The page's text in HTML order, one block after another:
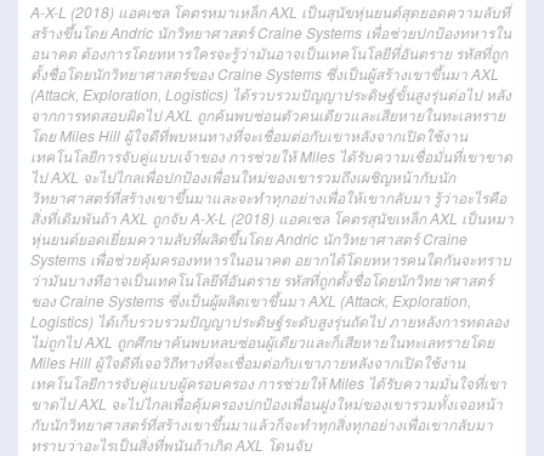
A-X-L (2018) แอคเซล โคตรหมาเหล็ก AXL เป็นสุนัขหุ่นยนต์สุดยอดความลับที่
สร้างขึ้นโดย Andric นักวิทยาศาสตร์ Craine Systems เพื่อช่วยปกป้องทหารใน
อนาคต ต้องการโดยทหารใครจะรู้ว่ามันอาจเป็นเทคโนโลยีที่อันตราย รหัสที่ถูก
ตั้งชื่อโดยนักวิทยาศาสตร์ของ Craine Systems ซึ่งเป็นผู้สร้างเขาขึ้นมา AXL
(Attack, Exploration, Logistics) ได้รวบรวมปัญญาประดิษฐ์ขั้นสูงรุ่นต่อไป หลัง
จากการทดสอบผิดไป AXL ถูกค้นพบซ่อนตัวคนเดียวและเสียหายในทะเลทราย
โดย Miles Hill ผู้ใจดีที่พบหนทางที่จะเชื่อมต่อกับเขาหลังจากเปิดใช้งาน
เทคโนโลยีการจับคู่แบบเจ้าของ การช่วยให้ Miles ได้รับความเชื่อมั่นที่เขาขาด
ไป AXL จะไปไกลเพื่อปกป้องเพื่อนใหม่ของเขารวมถึงเผชิญหน้ากับนัก
วิทยาศาสตร์ที่สร้างเขาขึ้นมาและจะทำทุกอย่างเพื่อให้เขากลับมา รู้ว่าอะไรคือ
สิ่งที่เดิมพันถ้า AXL ถูกจับ A-X-L (2018) แอคเซล โคตรสุนัขเหล็ก AXL เป็นหมา
หุ่นยนต์ยอดเยี่ยมความลับที่ผลิตขึ้นโดย Andric นักวิทยาศาสตร์ Craine
Systems เพื่อช่วยคุ้มครองทหารในอนาคต อยากได้โดยทหารคนใดกันจะทราบ
ว่ามันบางทีอาจเป็นเทคโนโลยีที่อันตราย รหัสที่ถูกตั้งชื่อโดยนักวิทยาศาสตร์
ของ Craine Systems ซึ่งเป็นผู้ผลิตเขาขึ้นมา AXL (Attack, Exploration,
Logistics) ได้เก็บรวบรวมปัญญาประดิษฐ์ระดับสูงรุ่นถัดไป ภายหลังการทดลอง
ไม่ถูกไป AXL ถูกศึกษาค้นพบหลบซ่อนผู้เดียวและก็เสียหายในทะเลทรายโดย
Miles Hill ผู้ใจดีที่เจอวิถีทางที่จะเชื่อมต่อกับเขาภายหลังจากเปิดใช้งาน
เทคโนโลยีการจับคู่แบบผู้ครอบครอง การช่วยให้ Miles ได้รับความมั่นใจที่เขา
ขาดไป AXL จะไปไกลเพื่อคุ้มครองปกป้องเพื่อนฝูงใหม่ของเขารวมทั้งเจอหน้า
กับนักวิทยาศาสตร์ที่สร้างเขาขึ้นมาแล้วก็จะทำทุกสิ่งทุกอย่างเพื่อเขากลับมา
ทราบว่าอะไรเป็นสิ่งที่พนันถ้าเกิด AXL โดนจับ